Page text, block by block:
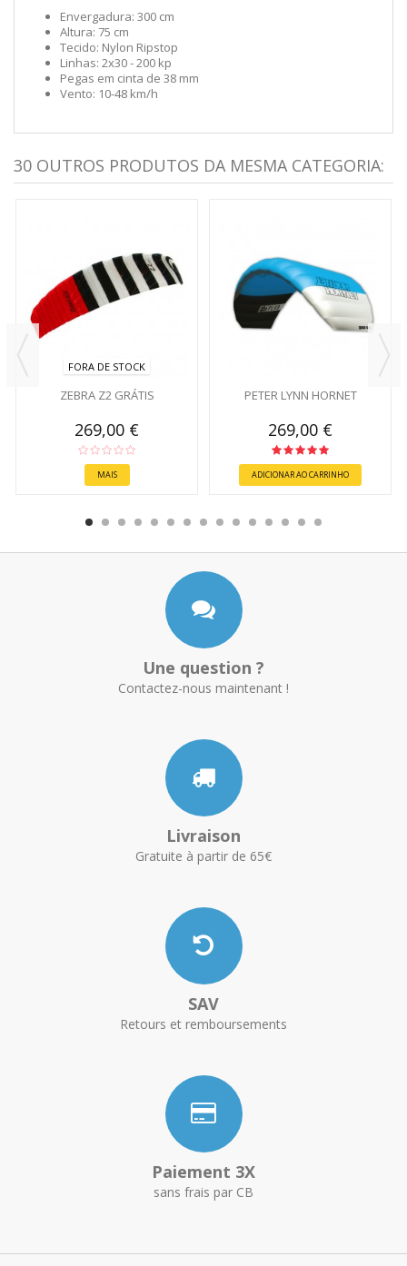
Envergadura: 300 cm
Altura: 75 cm
Tecido: Nylon Ripstop
Linhas: 2x30 - 200 kp
Pegas em cinta de 38 mm
Vento: 10-48 km/h
30 OUTROS PRODUTOS DA MESMA CATEGORIA:
FORA DE STOCK
ZEBRA Z2 GRÁTIS
269,00 €
MAIS
PETER LYNN HORNET
269,00 €
ADICIONAR AO CARRINHO
Une question ?
Contactez-nous maintenant !
Livraison
Gratuite à partir de 65€
SAV
Retours et remboursements
Paiement 3X
sans frais par CB